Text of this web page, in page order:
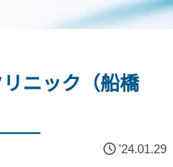
ニック（船橋
'24.01.29